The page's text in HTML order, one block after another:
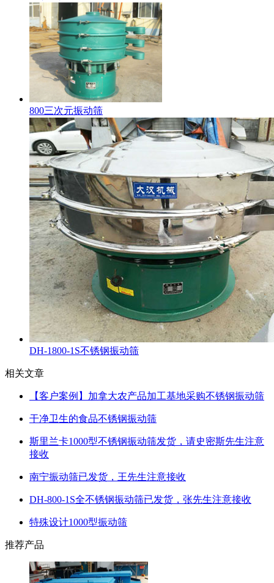
800三次元振动筛
DH-1800-1S不锈钢振动筛
相关文章
【客户案例】加拿大农产品加工基地采购不锈钢振动筛
干净卫生的食品不锈钢振动筛
斯里兰卡1000型不锈钢振动筛发货，请史密斯先生注意
接收
南宁振动筛已发货，王先生注意接收
DH-800-1S全不锈钢振动筛已发货，张先生注意接收
特殊设计1000型振动筛
推荐产品